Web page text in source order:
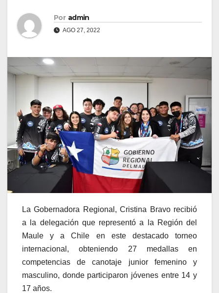
Por admin
AGO 27, 2022
La Gobernadora Regional, Cristina Bravo recibió
a la delegación que representó a la Región del
Maule y a Chile en este destacado torneo
internacional, obteniendo 27 medallas en
competencias de canotaje junior femenino y
masculino, donde participaron jóvenes entre 14 y
17 años.